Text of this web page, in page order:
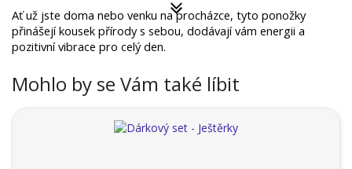
Ať už jste doma nebo venku na procházce, tyto ponožky
přinášejí kousek přírody s sebou, dodávají vám energii a
pozitivní vibrace pro celý den.
Mohlo by se Vám také líbit